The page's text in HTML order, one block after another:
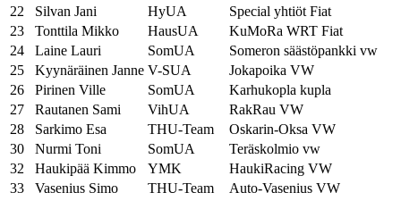
22
Silvan Jani HyUA
Special yhtiöt Fiat
23
Tonttila Mikko HausUA
KuMoRa WRT Fiat
24
Laine Lauri SomUA
Someron säästöpankki vw
25
Kyynäräinen Janne V-SUA
Jokapoika VW
26
Pirinen Ville SomUA
Karhukopla kupla
27
Rautanen Sami VihUA
RakRau VW
28
Sarkimo Esa THU-Team
Oskarin-Oksa VW
30
Nurmi Toni SomUA
Teräskolmio vw
32
Haukipää Kimmo YMK
HaukiRacing VW
33
Vasenius Simo THU-Team
Auto-Vasenius VW